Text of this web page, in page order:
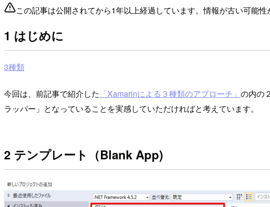
この記事は公開されてから1年以上経過しています。情報が古い可能性
1 はじめに
3種類
今回は、前記事で紹介した 「Xamarinによる３種類のアプローチ」 の内の
ラッパー」となっていることを実感していただければと考えています。
2 テンプレート（Blank App)